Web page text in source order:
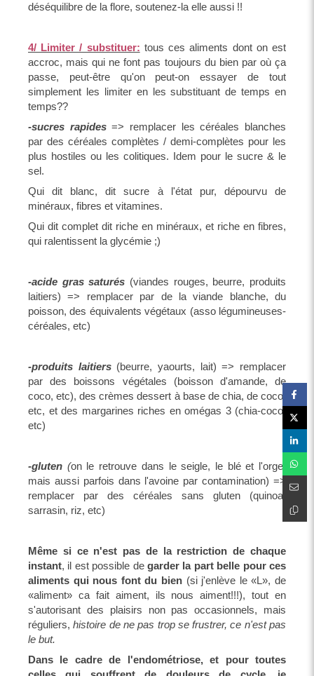
déséquilibre de la flore, soutenez-la elle aussi !!
4/ Limiter / substituer: tous ces aliments dont on est
accroc, mais qui ne font pas toujours du bien par où ça
passe, peut-être qu'on peut-on essayer de tout
simplement les limiter en les substituant de temps en
temps??
-sucres rapides=> remplacer les céréales blanches
par des céréales complètes / demi-complètes pour les
plus hostiles ou les colitiques. Idem pour le sucre & le
sel.
Qui dit blanc, dit sucre à l'état pur, dépourvu de
minéraux, fibres et vitamines.
Qui dit complet dit riche en minéraux, et riche en fibres,
qui ralentissent la glycémie ;)
-acide gras saturés (viandes rouges, beurre, produits
laitiers) => remplacer par de la viande blanche, du
poisson, des équivalents végétaux (asso légumineuses-
céréales, etc)
-produits laitiers (beurre, yaourts, lait) => remplacer
par des boissons végétales (boisson d'amande, de
coco, etc), des crèmes dessert à base de chia, de coco,
etc, et des margarines riches en omégas 3 (chia-coco,
etc)
-gluten (on le retrouve dans le seigle, le blé et l'orge,
mais aussi parfois dans l'avoine par contamination) =>
remplacer par des céréales sans gluten (quinoa,
sarrasin, riz, etc)
Même si ce n'est pas de la restriction de chaque
instant, il est possible de garder la part belle pour ces
aliments qui nous font du bien (si j'enlève le «L», de
«aliment» ca fait aiment, ils nous aiment!!!), tout en
s'autorisant des plaisirs non pas occasionnels, mais
réguliers,histoire de ne pas trop se frustrer, ce n'est pas
le but.
Dans le cadre de l'endométriose, et pour toutes